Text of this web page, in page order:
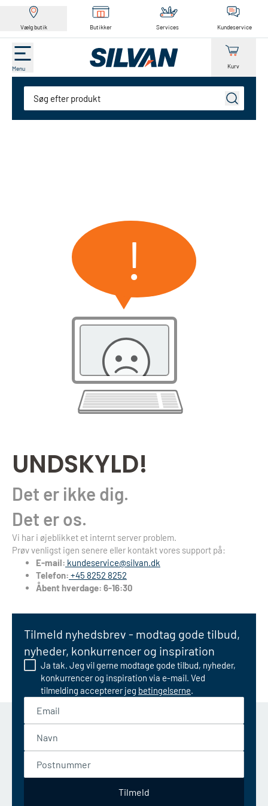
Vælg butik Butikker Services Kundeservice
Menu Kurv
Søg
UNDSKYLD!
Det er ikke dig.
Det er os.
Vi har i øjeblikket et internt server problem.
Prøv venligst igen senere eller kontakt vores support på:
E-mail: kundeservice@silvan.dk
Telefon: +45 8252 8252
Åbent hverdage: 6-16:30
!
Tilmeld nyhedsbrev - modtag gode tilbud,
nyheder, konkurrencer og inspiration
Ja tak. Jeg vil gerne modtage gode tilbud, nyheder,
konkurrencer og inspiration via e-mail. Ved
tilmelding accepterer jeg betingelserne.
Tilmeld